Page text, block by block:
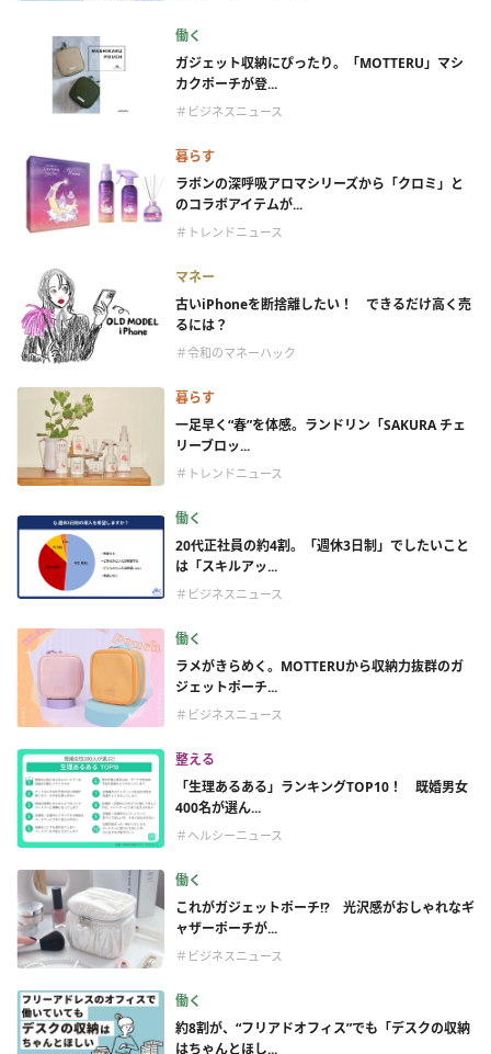
働く
ガジェット収納にぴったり。「MOTTERU」マシ
カクポーチが登...
＃ビジネスニュース
暮らす
ラボンの深呼吸アロマシリーズから「クロミ」と
のコラボアイテムが...
＃トレンドニュース
マネー
古いiPhoneを断捨離したい！ できるだけ高く売
るには？
＃令和のマネーハック
暮らす
一足早く“春”を体感。ランドリン「SAKURA チェ
リーブロッ...
＃トレンドニュース
働く
20代正社員の約4割。「週休3日制」でしたいこと
は「スキルアッ...
＃ビジネスニュース
働く
ラメがきらめく。MOTTERUから収納力抜群のガ
ジェットポーチ...
＃ビジネスニュース
整える
「生理あるある」ランキングTOP10！ 既婚男女
400名が選ん...
＃ヘルシーニュース
働く
これがガジェットポーチ!? 光沢感がおしゃれなギ
ャザーポーチが...
＃ビジネスニュース
働く
約8割が、“フリアドオフィス”でも「デスクの収納
はちゃんとほし...